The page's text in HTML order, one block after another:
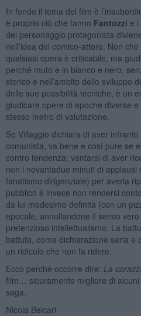
In fondo il tema del film è
è proprio ciò che fanno Fantozzi e
del personaggio protagonista
nell’idea del comico-attore. Non
qualsiasi opera è criticabile, ma
perché muto e in bianco e nero,
storico e nell’ambito dello sviluppo
delle sue possibilità tecniche, è un
giudicare opere di epoche diverse
stesso metro di valutazione.
Se Villaggio dichiara di aver infranto
comunista, va bene e così pure se
contro tendenza; vantarsi di aver
non i novantadue minuti di
fanatismo dirigenziale) per averla
pubblico è invece non rendersi
da lui medesimo definita (con un
epocale, annullandone il senso
pretenzioso intellettualismo. La
battuta, come dichiarazione seria e
un ridicolo che non fa ridere.
Ecco perché occorre dire: La
film… sicuramente migliore di alcuni
saga.
Nicola Belcari